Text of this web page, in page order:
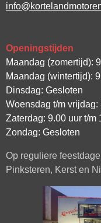
Openingstijden
Maandag (zomertijd):
Maandag (wintertijd):
Dinsdag: Gesloten
Woensdag t/m vrijdag:
Zaterdag: 9.00 uur t/m
Zondag: Gesloten
Op reguliere
Pinksteren, Kerst en